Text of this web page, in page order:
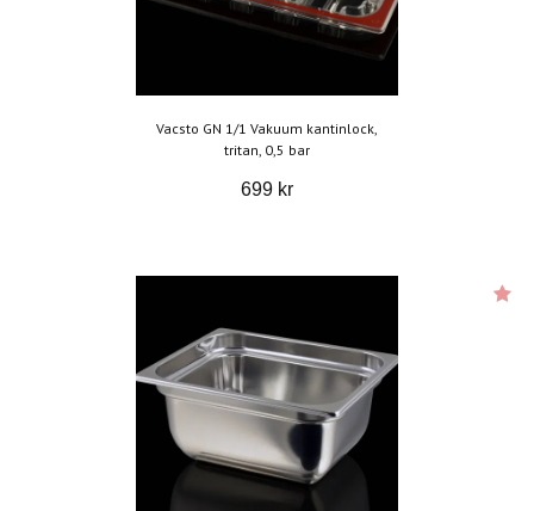
Vacsto GN 1/1 Vakuum kantinlock,
tritan, 0,5 bar
699 kr